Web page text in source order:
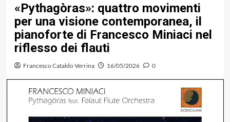
«Pythagòras»: quattro movimenti
per una visione contemporanea, il
pianoforte di Francesco Miniaci nel
riflesso dei flauti
Francesco Cataldo Verrina 16/05/2026 0